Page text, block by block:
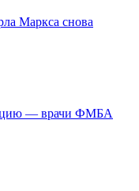
Маркса снова
— врачи ФМБА